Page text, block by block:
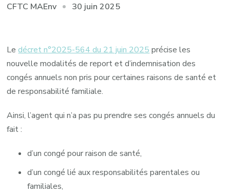
CFTC MAEnv 30 juin 2025
Ledécret n°2025-564 du 21 juin 2025 précise les
nouvelle modalités de report et d’indemnisation des
congés annuels non pris pour certaines raisons de santé et
de responsabilité familiale.
Ainsi, l’agent qui n’a pas pu prendre ses congés annuels du
fait :
d’un congé pour raison de santé,
d’un congé lié aux responsabilités parentales ou
familiales,